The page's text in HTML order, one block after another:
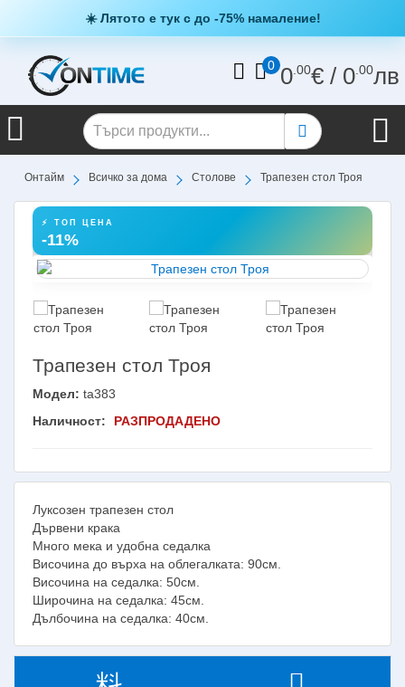
☀️ Лятото е тук с до -75% намаление!
0 0 .00€/ 0 .00лв
Онтайм Всичко за дома Столове Трапезен стол Троя
⚡ ТОП ЦЕНА
-11%
Трапезен стол Троя
Модел: ta383
Наличност:
РАЗПРОДАДЕНО
Луксозен трапезен стол
Дървени крака
Много мека и удобна седалка
Височина до върха на облегалката: 90см.
Височина на седалка: 50см.
Широчина на седалка: 45см.
Дълбочина на седалка: 40см.